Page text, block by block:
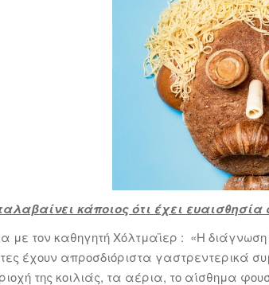
κάποιος ότι έχει ευαισθησία
με τον καθηγητή Χόλτμαϊερ : «Η διάγνωση
έχουν απροσδιόριστα γαστρεντερικά
της κοιλιάς, τα αέρια, το αίσθημα